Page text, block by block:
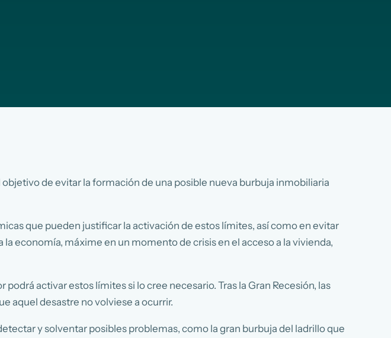
de evitar la formación de una posible nueva burbuja inmobiliaria
que pueden justificar la activación de estos límites, así como en evitar
economía, máxime en un momento de crisis en el acceso a la vivienda,
activar estos límites si lo cree necesario. Tras la Gran Recesión, las
aquel desastre no volviese a ocurrir.
y solventar posibles problemas, como la gran burbuja del ladrillo que